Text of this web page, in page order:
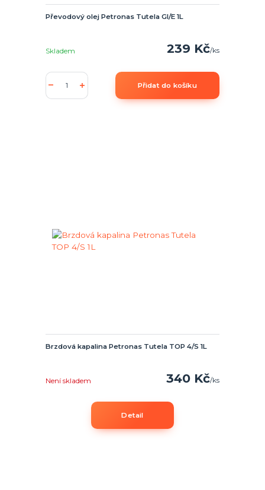
Převodový olej Petronas Tutela GI/E 1L
239 Kč/ks
Skladem
Přidat do košíku
Brzdová kapalina Petronas Tutela TOP 4/S 1L
340 Kč/ks
Není skladem
Detail